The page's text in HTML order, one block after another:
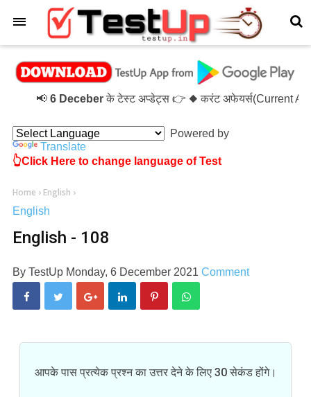
6 Deceberके टेस्ट अप्डेट्स 👉 ◆ करंट अफेयर्स(Current
Powered by
Translate
👆Click Here to change language of Test
Home › English ›
English
English - 108
By TestUp Monday, 6 December 2021 Comment
आपके पास प्रत्येक प्रश्न का उत्तर देने के लिए 30 सेकंड होंगे।